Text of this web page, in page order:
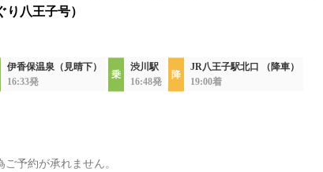
八王子号）
伊香保温泉（見晴下）
16:33発
渋川駅
16:48発
JR八王子駅北口 （降車）
19:00着
予約が承れません。